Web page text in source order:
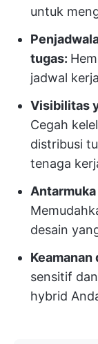
untuk
tugas:
jadwal
Visibilitas
Cegah
distribusi
tenaga
desain
Keamanan
sensitif
hybrid